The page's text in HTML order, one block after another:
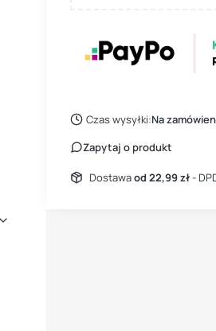
Czas wysyłki:Na
Zapytaj o produkt
Dostawaod 22,99 zł-